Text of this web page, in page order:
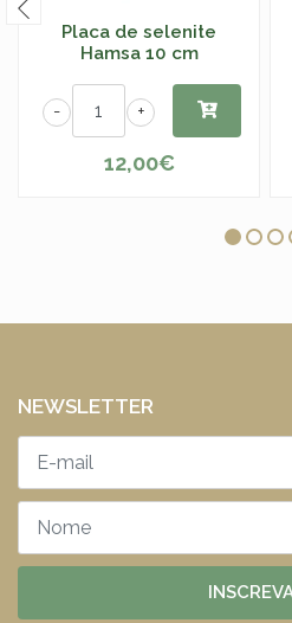
Placa de selenite
Hamsa 10 cm
+
-
12,00€
NEWSLETTER